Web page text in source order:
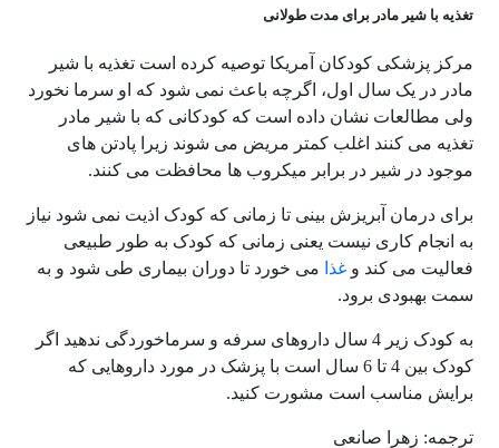
تغذیه با شیر مادر برای مدت طولانی
مرکز پزشکی کودکان آمریکا توصیه کرده است تغذیه با شیر
مادر در یک سال اول، اگرچه باعث نمی شود که او سرما نخورد
ولی مطالعات نشان داده است که کودکانی که با شیر مادر
تغذیه می کنند اغلب کمتر مریض می شوند زیرا پادتن های
موجود در شیر در برابر میکروب ها محافظت می کنند.
برای درمان آبریزش بینی تا زمانی که کودک اذیت نمی شود نیاز
به انجام کاری نیست یعنی زمانی که کودک به طور طبیعی
فعالیت می کند و غذا می خورد تا دوران بیماری طی شود و به
سمت بهبودی برود.
به کودک زیر 4 سال داروهای سرفه و سرماخوردگی ندهید اگر
کودک بین 4 تا 6 سال است با پزشک در مورد داروهایی که
برایش مناسب است مشورت کنید.
ترجمه: زهرا صانعی